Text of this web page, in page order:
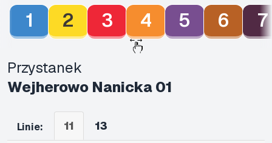
1 2 3 4 5 6 7
Przystanek
Wejherowo Nanicka 01
Linie: 11 13